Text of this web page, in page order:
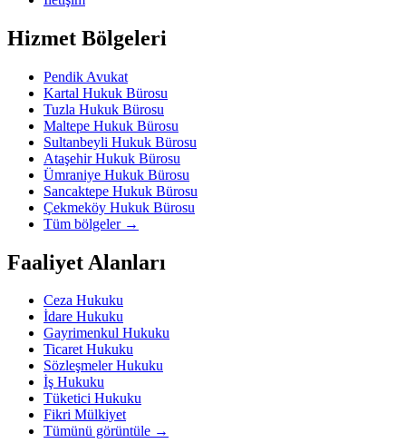
Hizmet Bölgeleri
Pendik Avukat
Kartal Hukuk Bürosu
Tuzla Hukuk Bürosu
Maltepe Hukuk Bürosu
Sultanbeyli Hukuk Bürosu
Ataşehir Hukuk Bürosu
Ümraniye Hukuk Bürosu
Sancaktepe Hukuk Bürosu
Çekmeköy Hukuk Bürosu
Tüm bölgeler →
Faaliyet Alanları
Ceza Hukuku
İdare Hukuku
Gayrimenkul Hukuku
Ticaret Hukuku
Sözleşmeler Hukuku
İş Hukuku
Tüketici Hukuku
Fikri Mülkiyet
Tümünü görüntüle →